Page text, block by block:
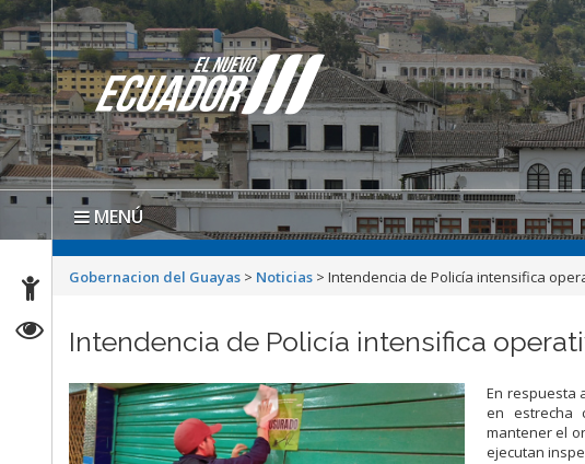
MENÚ
Gobernacion del Guayas > Noticias >Intendencia de Policía intensifica
Intendencia de Policía intensifica
En respuesta
en estrecha
mantener el
ejecutan